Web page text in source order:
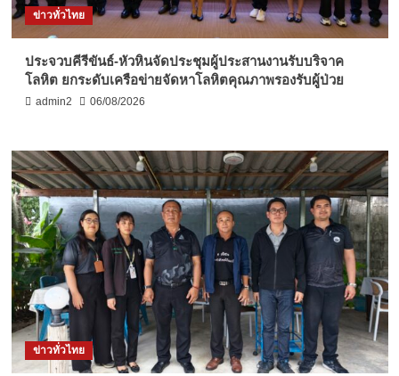
ข่าวทั่วไทย
ประจวบคีรีขันธ์-หัวหินจัดประชุมผู้ประสานงานรับบริจาค
โลหิต ยกระดับเครือข่ายจัดหาโลหิตคุณภาพรองรับผู้ป่วย
admin2 06/08/2026
ข่าวทั่วไทย